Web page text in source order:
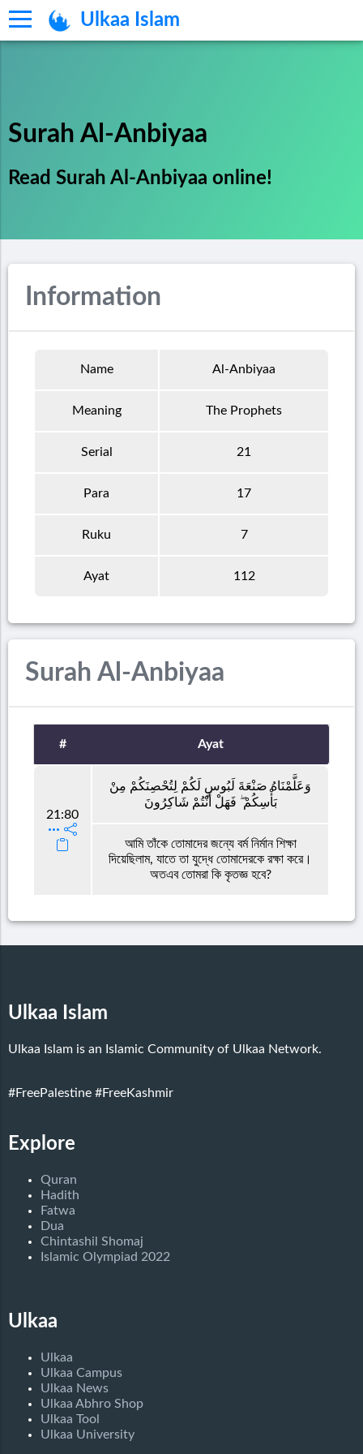
Ulkaa Islam
Surah Al-Anbiyaa
Read Surah Al-Anbiyaa online!
Information
Name Al-Anbiyaa
Meaning The Prophets
Serial 21
Para 17
Ruku 7
Ayat 112
Surah Al-Anbiyaa
# Ayat
21:80
وَعَلَّمْنَاهُ صَنْعَةَ لَبُوسٍ لَكُمْ لِتُحْصِنَكُمْ مِنْ
بَأْسِكُمْ ۖ فَهَلْ أَنْتُمْ شَاكِرُونَ
আমি তাঁকে তোমাদের জন্যে বর্ম নির্মান শিক্ষা
দিয়েছিলাম, যাতে তা যুদ্ধে তোমাদেরকে রক্ষা করে।
অতএব তোমরা কি কৃতজ্ঞ হবে?
Ulkaa Islam
Ulkaa Islam is an Islamic Community of Ulkaa Network.
#FreePalestine #FreeKashmir
Explore
Quran
Hadith
Fatwa
Dua
Chintashil Shomaj
Islamic Olympiad 2022
Ulkaa
Ulkaa
Ulkaa Campus
Ulkaa News
Ulkaa Abhro Shop
Ulkaa Tool
Ulkaa University